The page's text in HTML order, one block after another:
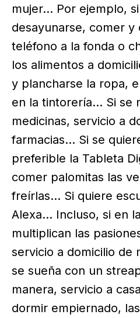
mujer… Por ejemplo,
desayunarse, comer
teléfono a la fonda o
los alimentos a
y plancharse la ropa,
en la tintorería… Si se
medicinas, servicio a
farmacias… Si se
preferible la Tableta
comer palomitas las
freírlas… Si quiere
Alexa… Incluso, si en
multiplican las
servicio a domicilio de
se sueña con un
manera, servicio a
dormir empiernado,